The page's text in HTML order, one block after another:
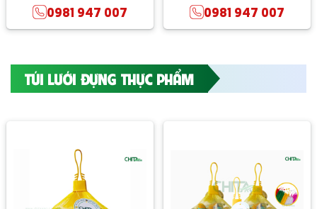
0981 947 007 0981 947 007
TÚI LƯỚI ĐỰNG THỰC PHẨM